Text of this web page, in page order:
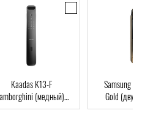
Samsung SHP-DP728
Gold (двухригельная
врезная часть), Автомат,
ключ,